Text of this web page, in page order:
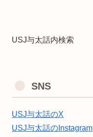
USJ与太話内検索
SNS
USJ与太話のX
USJ与太話のInstagram